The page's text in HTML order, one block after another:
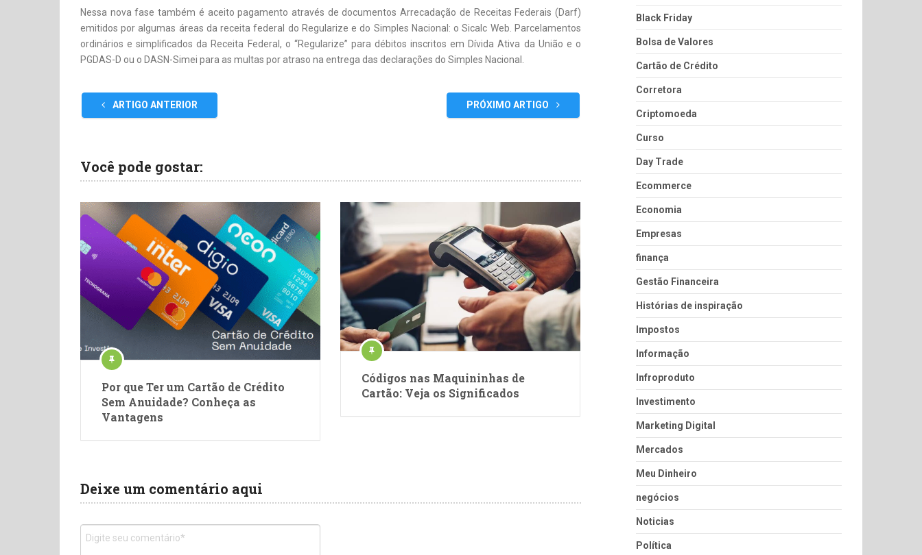
Nessa nova fase também é aceito pagamento através de documentos Arrecadação de Receitas Federais (Darf)
emitidos por algumas áreas da receita federal do Regularize e do Simples Nacional: o Sicalc Web. Parcelamentos
ordinários e simplificados da Receita Federal, o “Regularize” para débitos inscritos em Dívida Ativa da União e o
PGDAS-D ou o DASN-Simei para as multas por atraso na entrega das declarações do Simples Nacional.
ARTIGO ANTERIOR PRÓXIMO ARTIGO
Você pode gostar:
Por que Ter um Cartão de Crédito
Sem Anuidade? Conheça as
Vantagens
Códigos nas Maquininhas de
Cartão: Veja os Significados
Deixe um comentário aqui
Black Friday
Bolsa de Valores
Cartão de Crédito
Corretora
Criptomoeda
Curso
Day Trade
Ecommerce
Economia
Empresas
finança
Gestão Financeira
Histórias de inspiração
Impostos
Informação
Infroproduto
Investimento
Marketing Digital
Mercados
Meu Dinheiro
negócios
Noticias
Política